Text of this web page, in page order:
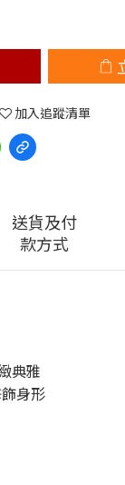
加入追蹤清單
送貨及付
款方式
典雅
身形